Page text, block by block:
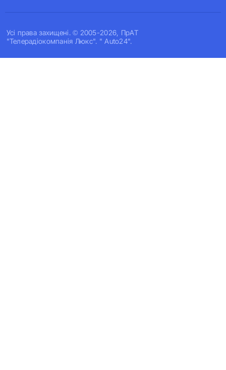
Усi права захищенi. © 2005-2026, ПрАТ
"Телерадіокомпанія Люкс". " Auto24".